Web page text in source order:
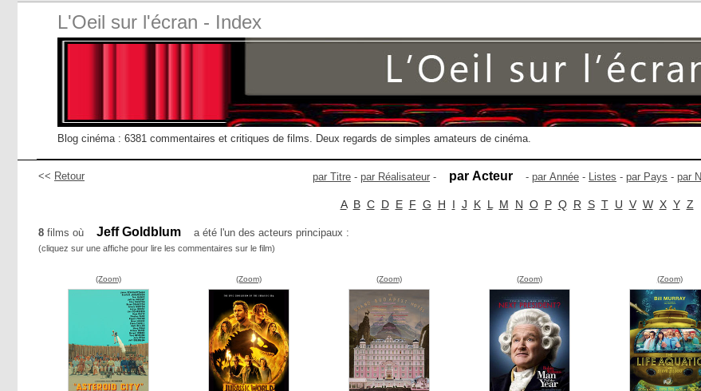
L'Oeil sur l'écran - Index
Blog cinéma : 6381 commentaires et critiques de films. Deux regards de simples amateurs de cinéma.
<< Retour par Titre - par Réalisateur - par Acteur - par Année - Listes - par Pays - par
A B C D E F G H I J K L M N O P Q R S T U V W X Y Z
8 films où Jeff Goldblum a été l'un des acteurs principaux :
(cliquez sur une affiche pour lire les commentaires sur le film)
(Zoom) (Zoom) (Zoom) (Zoom) (Zoom)